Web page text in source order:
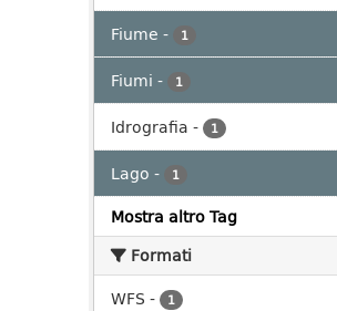
Fiume - 1
Fiumi - 1
Idrografia - 1
Lago - 1
Mostra altro Tag
Formati
WFS - 1